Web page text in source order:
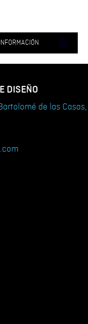
DISEÑO
de las Casas,